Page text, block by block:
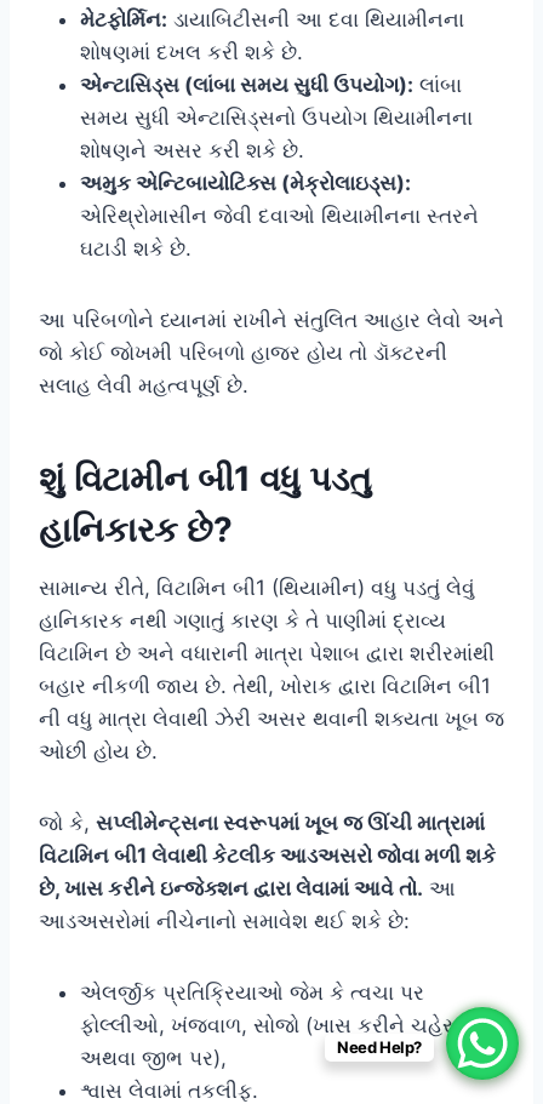
મેટફોર્મિન: ડાયાબિટીસની આ દવા થિયામીનના
શોષણમાં દખલ કરી શકે છે.
એન્ટાસિડ્સ (લાંબા સમય સુધી ઉપયોગ): લાંબા
સમય સુધી એન્ટાસિડ્સનો ઉપયોગ થિયામીનના
શોષણને અસર કરી શકે છે.
અમુક એન્ટિબાયોટિક્સ (મેક્રોલાઇડ્સ):
એરિથ્રોમાસીન જેવી દવાઓ થિયામીનના સ્તરને
ઘટાડી શકે છે.
આ પરિબળોને ધ્યાનમાં રાખીને સંતુલિત આહાર લેવો અને
જો કોઈ જોખમી પરિબળો હાજર હોય તો ડૉક્ટરની
સલાહ લેવી મહત્વપૂર્ણ છે.
શું વિટામીન બી1 વધુ પડતુ
હાનિકારક છે?
સામાન્ય રીતે, વિટામિન બી1 (થિયામીન) વધુ પડતું લેવું
હાનિકારક નથી ગણાતું કારણ કે તે પાણીમાં દ્રાવ્ય
વિટામિન છે અને વધારાની માત્રા પેશાબ દ્વારા શરીરમાંથી
બહાર નીકળી જાય છે. તેથી, ખોરાક દ્વારા વિટામિન બી1
ની વધુ માત્રા લેવાથી ઝેરી અસર થવાની શક્યતા ખૂબ જ
ઓછી હોય છે.
જો કે, સપ્લીમેન્ટ્સના સ્વરૂપમાં ખૂબ જ ઊંચી માત્રામાં
વિટામિન બી1 લેવાથી કેટલીક આડઅસરો જોવા મળી શકે
છે, ખાસ કરીને ઇન્જેક્શન દ્વારા લેવામાં આવે તો. આ
આડઅસરોમાં નીચેનાનો સમાવેશ થઈ શકે છે:
એલર્જીક પ્રતિક્રિયાઓ જેમ કે ત્વચા પર
ફોલ્લીઓ, ખંજવાળ, સોજો (ખાસ કરીને ચહેરા, હોઠ
અથવા જીભ પર),
શ્વાસ લેવામાં તકલીફ.
Need Help?